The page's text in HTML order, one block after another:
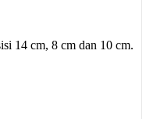
14 cm, 8 cm dan 10 cm.